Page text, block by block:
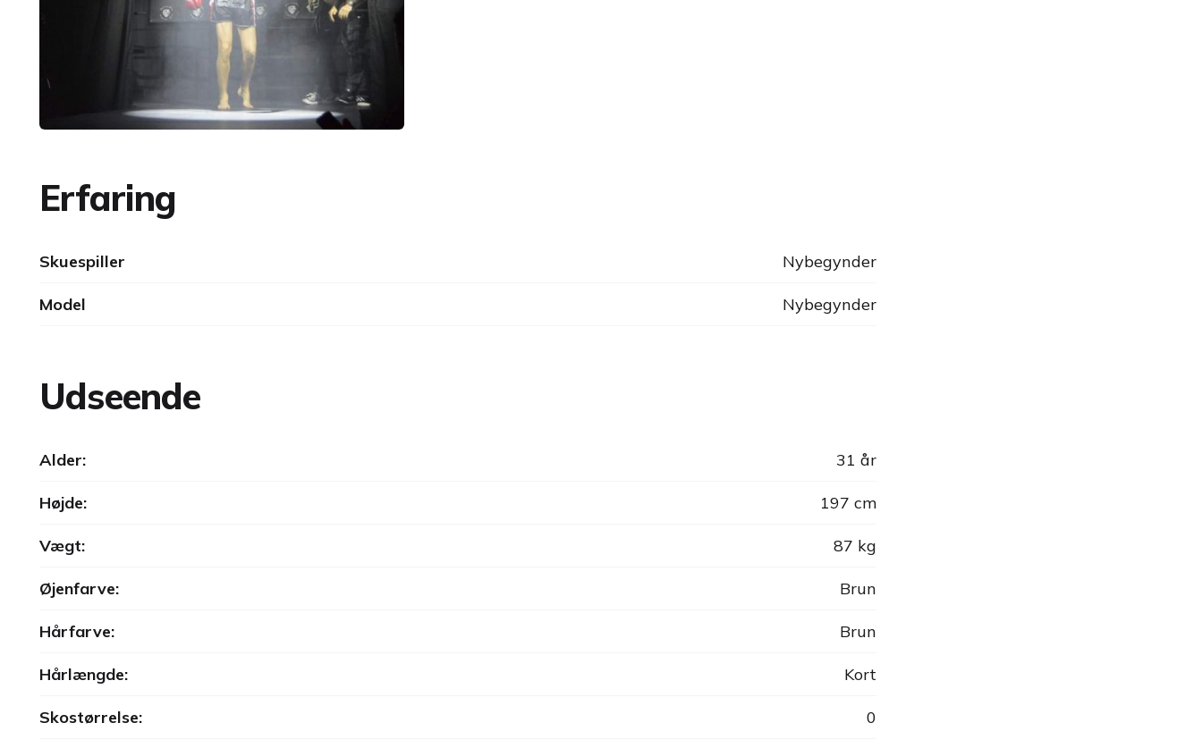
Erfaring
Skuespiller Nybegynder
Model Nybegynder
Udseende
Alder: 31 år
Højde: 197 cm
Vægt: 87 kg
Øjenfarve: Brun
Hårfarve: Brun
Hårlængde: Kort
Skostørrelse: 0